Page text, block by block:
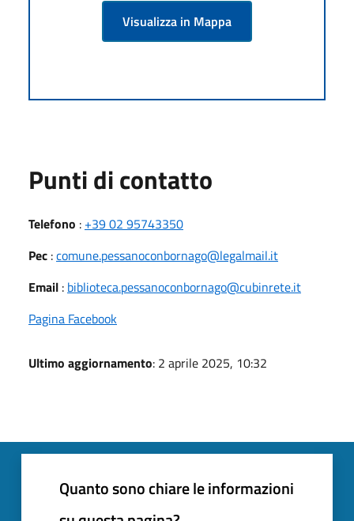
Visualizza in Mappa
Punti di contatto
Telefono : +39 02 95743350
Pec :comune.pessanoconbornago@legalmail.it
Email : biblioteca.pessanoconbornago@cubinrete.it
Pagina Facebook
Ultimo aggiornamento: 2 aprile 2025, 10:32
Quanto sono chiare le informazioni